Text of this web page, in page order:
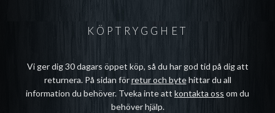
KÖPTRYGGHET
Vi ger dig 30 dagars öppet köp, så du har god tid på dig att
returnera. På sidan förretur och bytehittar du all
information du behöver. Tveka inte att kontakta oss om du
behöver hjälp.